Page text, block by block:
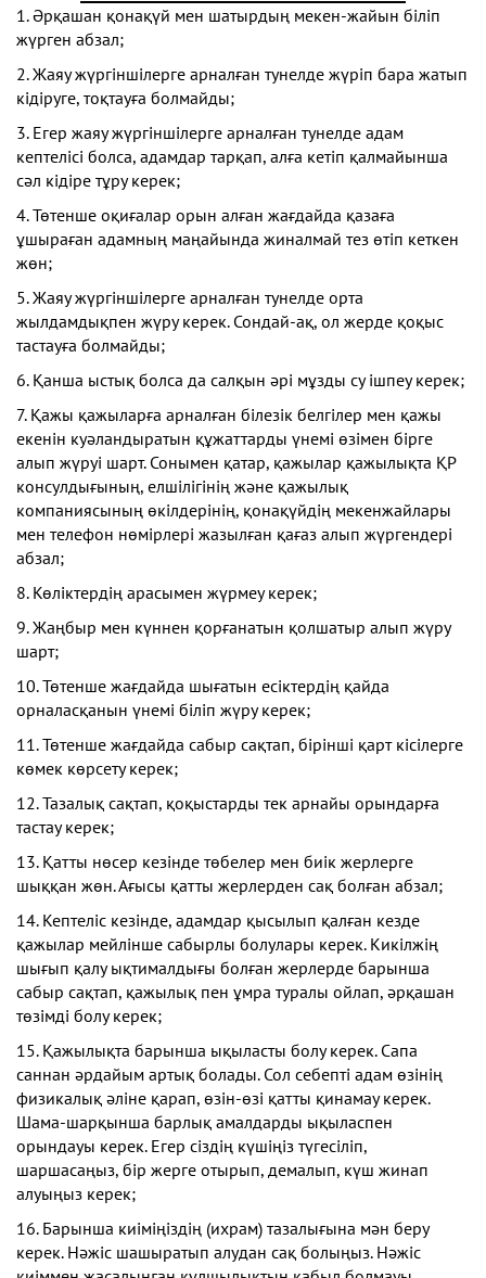
1. Әрқашан қонақүй мен шатырдың мекен-жайын біліп
жүрген абзал;
2. Жаяу жүргіншілерге арналған тунелде жүріп бара жатып
кідіруге, тоқтауға болмайды;
3. Егер жаяу жүргіншілерге арналған тунелде адам
кептелісі болса, адамдар тарқап, алға кетіп қалмайынша
сәл кідіре тұру керек;
4. Төтенше оқиғалар орын алған жағдайда қазаға
ұшыраған адамның маңайында жиналмай тез өтіп кеткен
жөн;
5. Жаяу жүргіншілерге арналған тунелде орта
жылдамдықпен жүру керек. Сондай-ақ, ол жерде қоқыс
тастауға болмайды;
6. Қанша ыстық болса да салқын әрі мұзды су ішпеу керек;
7. Қажы қажыларға арналған білезік белгілер мен қажы
екенін куәландыратын құжаттарды үнемі өзімен бірге
алып жүруі шарт. Сонымен қатар, қажылар қажылықта ҚР
консулдығының, елшілігінің және қажылық
компаниясының өкілдерінің, қонақүйдің мекенжайлары
мен телефон нөмірлері жазылған қағаз алып жүргендері
абзал;
8. Көліктердің арасымен жүрмеу керек;
9. Жаңбыр мен күннен қорғанатын қолшатыр алып жүру
шарт;
10. Төтенше жағдайда шығатын есіктердің қайда
орналасқанын үнемі біліп жүру керек;
11. Төтенше жағдайда сабыр сақтап, бірінші қарт кісілерге
көмек көрсету керек;
12. Тазалық сақтап, қоқыстарды тек арнайы орындарға
тастау керек;
13. Қатты нөсер кезінде төбелер мен биік жерлерге
шыққан жөн. Ағысы қатты жерлерден сақ болған абзал;
14. Кептеліс кезінде, адамдар қысылып қалған кезде
қажылар мейлінше сабырлы болулары керек. Кикілжің
шығып қалу ықтималдығы болған жерлерде барынша
сабыр сақтап, қажылық пен ұмра туралы ойлап, әрқашан
төзімді болу керек;
15. Қажылықта барынша ықыласты болу керек. Сапа
саннан әрдайым артық болады. Сол себепті адам өзінің
физикалық әліне қарап, өзін-өзі қатты қинамау керек.
Шама-шарқынша барлық амалдарды ықыласпен
орындауы керек. Егер сіздің күшіңіз түгесіліп,
шаршасаңыз, бір жерге отырып, демалып, күш жинап
алуыңыз керек;
16. Барынша киіміңіздің (ихрам) тазалығына мән беру
керек. Нәжіс шашыратып алудан сақ болыңыз. Нәжіс